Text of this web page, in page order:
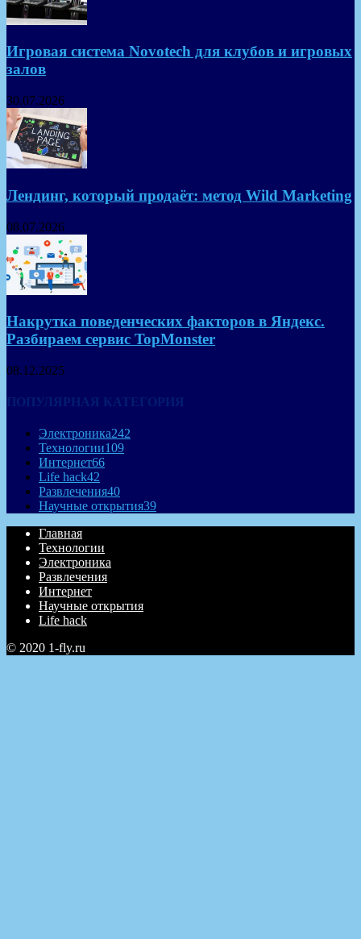
Игровая система Novotech для клубов и игровых
залов
30.07.2026
Лендинг, который продаёт: метод Wild Marketing
08.07.2026
Накрутка поведенческих факторов в Яндекс.
Разбираем сервис TopMonster
08.12.2025
ПОПУЛЯРНАЯ КАТЕГОРИЯ
Электроника242
Технологии109
Интернет66
Life hack42
Развлечения40
Научные открытия39
Главная
Технологии
Электроника
Развлечения
Интернет
Научные открытия
Life hack
© 2020 1-fly.ru